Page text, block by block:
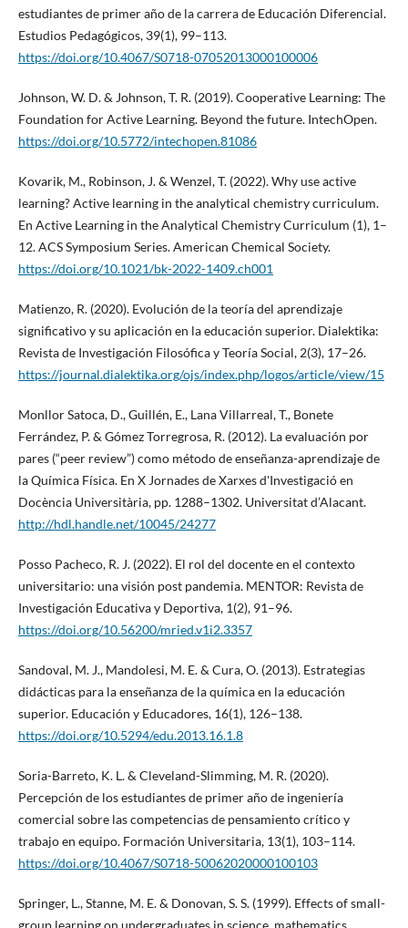
estudiantes de primer año de la carrera de Educación Diferencial.
Estudios Pedagógicos, 39(1), 99–113.
https://doi.org/10.4067/S0718-07052013000100006
Johnson, W. D. & Johnson, T. R. (2019). Cooperative Learning: The
Foundation for Active Learning. Beyond the future. IntechOpen.
https://doi.org/10.5772/intechopen.81086
Kovarik, M., Robinson, J. & Wenzel, T. (2022). Why use active
learning? Active learning in the analytical chemistry curriculum.
En Active Learning in the Analytical Chemistry Curriculum (1), 1–
12. ACS Symposium Series. American Chemical Society.
https://doi.org/10.1021/bk-2022-1409.ch001
Matienzo, R. (2020). Evolución de la teoría del aprendizaje
significativo y su aplicación en la educación superior. Dialektika:
Revista de Investigación Filosófica y Teoría Social, 2(3), 17–26.
https://journal.dialektika.org/ojs/index.php/logos/article/view/15
Monllor Satoca, D., Guillén, E., Lana Villarreal, T., Bonete
Ferrández, P. & Gómez Torregrosa, R. (2012). La evaluación por
pares (“peer review”) como método de enseñanza-aprendizaje de
la Química Física. En X Jornades de Xarxes d'Investigació en
Docència Universitària, pp. 1288–1302. Universitat d’Alacant.
http://hdl.handle.net/10045/24277
Posso Pacheco, R. J. (2022). El rol del docente en el contexto
universitario: una visión post pandemia. MENTOR: Revista de
Investigación Educativa y Deportiva, 1(2), 91–96.
https://doi.org/10.56200/mried.v1i2.3357
Sandoval, M. J., Mandolesi, M. E. & Cura, O. (2013). Estrategias
didácticas para la enseñanza de la química en la educación
superior. Educación y Educadores, 16(1), 126–138.
https://doi.org/10.5294/edu.2013.16.1.8
Soria-Barreto, K. L. & Cleveland-Slimming, M. R. (2020).
Percepción de los estudiantes de primer año de ingeniería
comercial sobre las competencias de pensamiento crítico y
trabajo en equipo. Formación Universitaria, 13(1), 103–114.
https://doi.org/10.4067/S0718-50062020000100103
Springer, L., Stanne, M. E. & Donovan, S. S. (1999). Effects of small-